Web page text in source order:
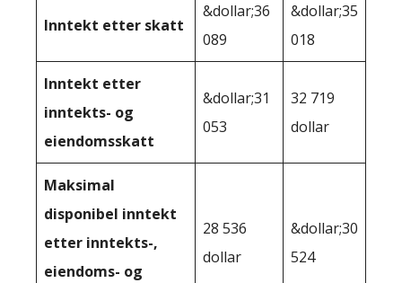
Inntekt etter skatt
&dollar;36
089
&dollar;35
018
Inntekt etter
inntekts- og
eiendomsskatt
&dollar;31
053
32 719
dollar
Maksimal
disponibel inntekt
etter inntekts-,
eiendoms- og
28 536
dollar
&dollar;30
524